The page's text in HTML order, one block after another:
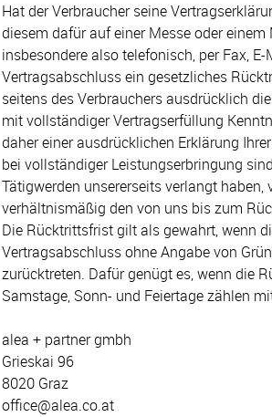
Hat der Verbraucher seine
diesem dafür auf einer Messe oder
insbesondere also telefonisch, per Fax,
Vertragsabschluss ein gesetzliches
seitens des Verbrauchers ausdrücklich
mit vollständiger Vertragserfüllung
daher einer ausdrücklichen Erklärung
bei vollständiger Leistungserbringung
Tätigwerden unsererseits verlangt
verhältnismäßig den von uns bis zum
Die Rücktrittsfrist gilt als gewahrt, wenn
Vertragsabschluss ohne Angabe von
zurücktreten. Dafür genügt es, wenn die
Samstage, Sonn- und Feiertage zählen
alea + partner gmbh
Grieskai 96
8020 Graz
office@alea.co.at